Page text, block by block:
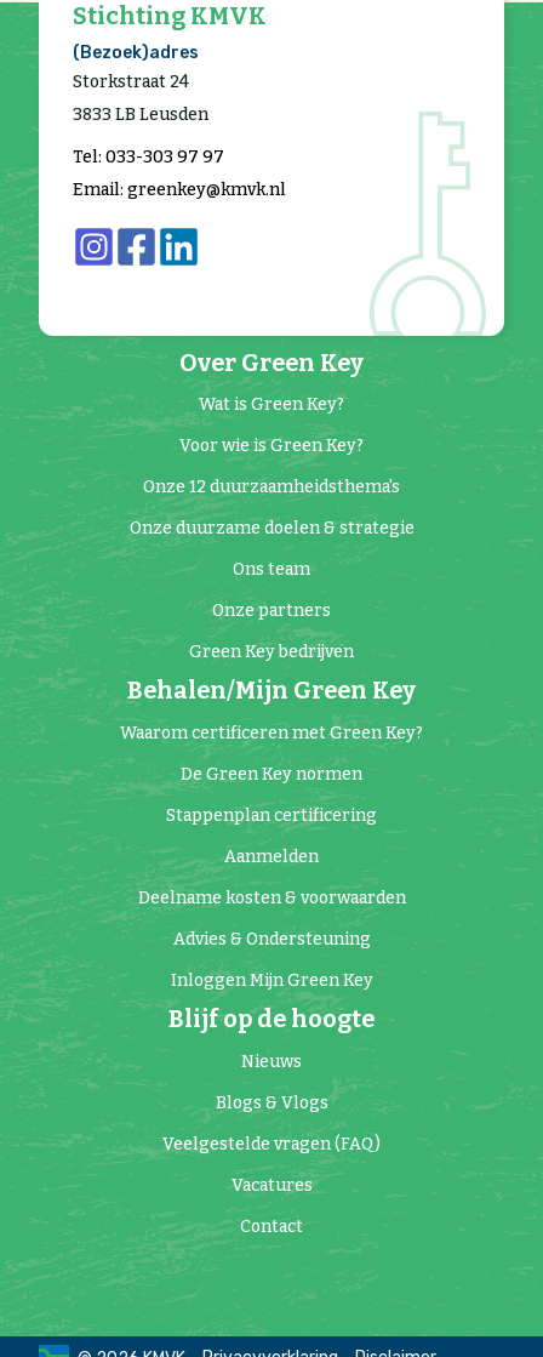
Over Green Key
Wat is Green Key?
Voor wie is Green Key?
Onze 12 duurzaamheidsthema's
Onze duurzame doelen & strategie
Ons team
Onze partners
Green Key bedrijven
Behalen/Mijn Green Key
Waarom certificeren met Green Key?
De Green Key normen
Stappenplan certificering
Aanmelden
Deelname kosten & voorwaarden
Advies & Ondersteuning
Inloggen Mijn Green Key
Blijf op de hoogte
Nieuws
Blogs & Vlogs
Veelgestelde vragen (FAQ)
Vacatures
Contact
Stichting KMVK
(Bezoek)adres
Storkstraat 24
3833 LB Leusden
Tel: 033-303 97 97
Email: greenkey@kmvk.nl